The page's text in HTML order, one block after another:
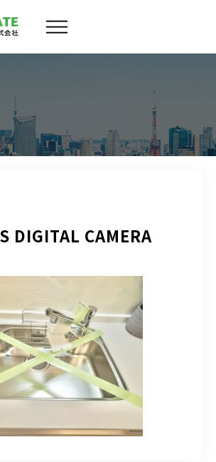
DIGITAL CAMERA
物件情報
お客様の声
ブログ
アクセス
6909-2648